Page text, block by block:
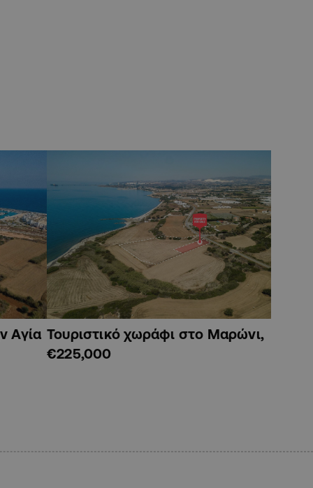
Αγία Τουριστικό χωράφι στο Μαρώνι,
€225,000